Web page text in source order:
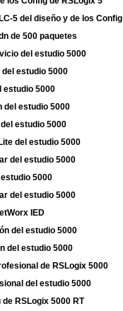
5 del diseño y de los Config
de 500 paquetes
del estudio 5000
estudio 5000
estudio 5000
del estudio 5000
estudio 5000
del estudio 5000
del estudio 5000
5000
del estudio 5000
IED
del estudio 5000
del estudio 5000
de RSLogix 5000
del estudio 5000
RSLogix 5000 RT